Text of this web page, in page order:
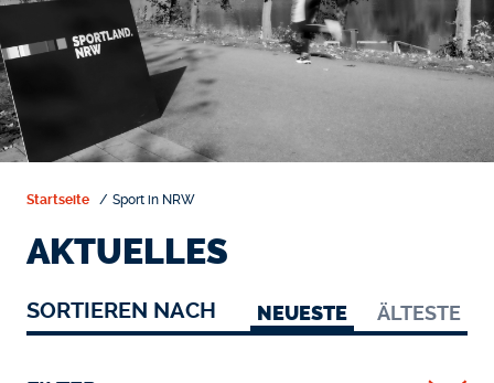
Startseite Sport in NRW
AKTUELLES
SORTIEREN NACH NEUESTE ÄLTESTE